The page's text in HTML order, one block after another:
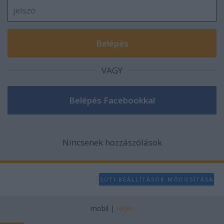
VAGY
Nincsenek hozzászólások
SÜTI BEÁLLÍTÁSOK MÓDOSÍTÁSA
mobil | teljes